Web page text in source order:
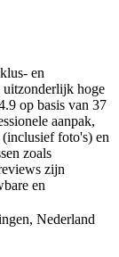
en
uitzonderlijk hoge
op basis van 37
aanpak,
foto's) en
zoals
zijn
en
Nederland